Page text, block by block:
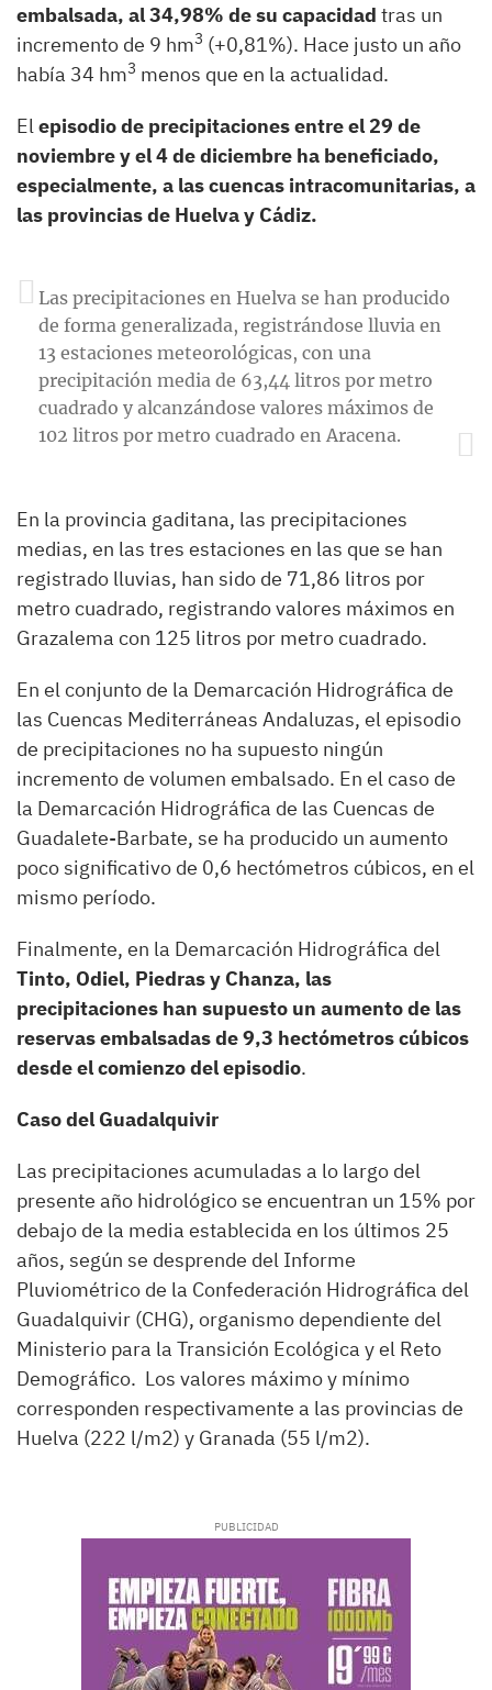
embalsada, al 34,98% de su capacidad tras un
incremento de 9 hm3 (+0,81%). Hace justo un año
había 34 hm3 menos que en la actualidad.
Elepisodio de precipitaciones entre el 29 de
noviembre y el 4 de diciembre ha beneficiado,
especialmente, a las cuencas intracomunitarias, a
las provincias de Huelva y Cádiz.
Las precipitaciones en Huelva se han producido
de forma generalizada, registrándose lluvia en
13 estaciones meteorológicas, con una
precipitación media de 63,44 litros por metro
cuadrado y alcanzándose valores máximos de
102 litros por metro cuadrado en Aracena.
En la provincia gaditana, las precipitaciones
medias, en las tres estaciones en las que se han
registrado lluvias, han sido de 71,86 litros por
metro cuadrado, registrando valores máximos en
Grazalema con 125 litros por metro cuadrado.
En el conjunto de la Demarcación Hidrográfica de
las Cuencas Mediterráneas Andaluzas, el episodio
de precipitaciones no ha supuesto ningún
incremento de volumen embalsado. En el caso de
la Demarcación Hidrográfica de las Cuencas de
Guadalete-Barbate, se ha producido un aumento
poco significativo de 0,6 hectómetros cúbicos, en el
mismo período.
Finalmente, en la Demarcación Hidrográfica del
Tinto, Odiel, Piedras y Chanza, las
precipitaciones han supuesto un aumento de las
reservas embalsadas de 9,3 hectómetros cúbicos
desde el comienzo del episodio.
Caso del Guadalquivir
Las precipitaciones acumuladas a lo largo del
presente año hidrológico se encuentran un 15% por
debajo de la media establecida en los últimos 25
años, según se desprende del Informe
Pluviométrico de la Confederación Hidrográfica del
Guadalquivir (CHG), organismo dependiente del
Ministerio para la Transición Ecológica y el Reto
Demográfico. Los valores máximo y mínimo
corresponden respectivamente a las provincias de
Huelva (222 l/m2) y Granada (55 l/m2).